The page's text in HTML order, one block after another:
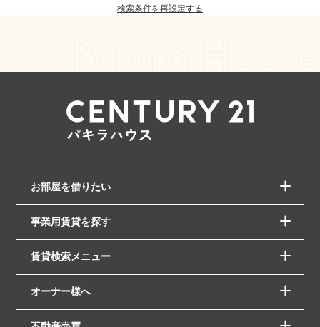
検索条件を再設定する
お部屋を借りたい
事業用賃貸を探す
賃貸検索メニュー
オーナー様へ